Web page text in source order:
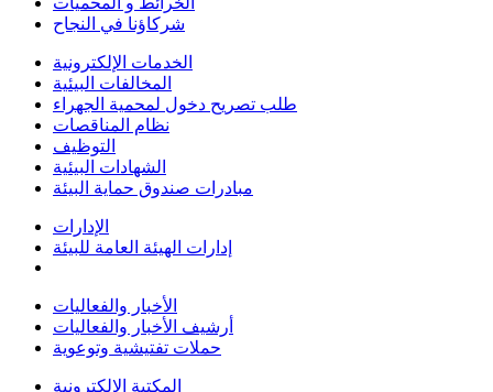
شركاؤنا في النجاح
الخدمات الإلكترونية
المخالفات البيئية
طلب تصريح دخول لمحمية الجهراء
نظام المناقصات
التوظيف
الشهادات البيئية
مبادرات صندوق حماية البيئة
الإدارات
إدارات الهيئة العامة للبيئة
الأخبار والفعاليات
أرشيف الأخبار والفعاليات
حملات تفتيشية وتوعوية
المكتبة الالكترونية